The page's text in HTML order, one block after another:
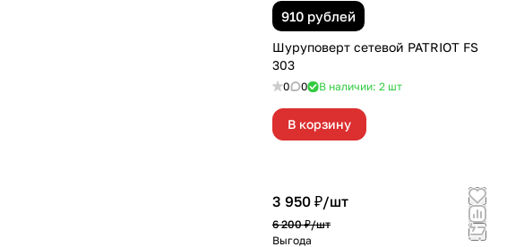
910 рублей
Шуруповерт сетевой PATRIOT FS
303
0 0 В наличии: 2 шт
В корзину
3 950 ₽/шт
6 200 ₽/шт
Выгода